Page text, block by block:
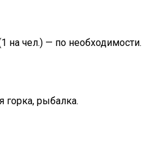
на чел.) — по необходимости.
горка, рыбалка.